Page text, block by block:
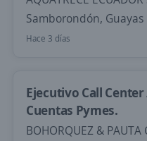
Samborondón, Guayas
Hace 3 días
Ejecutivo Call
Cuentas Pymes.
BOHORQUEZ & PAUTA